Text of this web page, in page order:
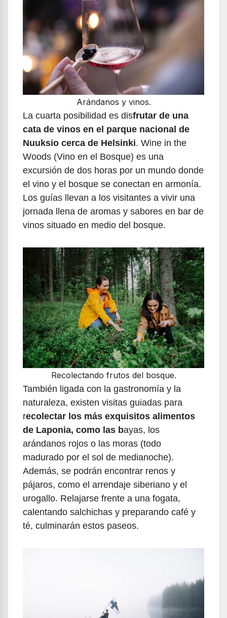
Arándanos y vinos.
La cuarta posibilidad es disfrutar de una
cata de vinos en el parque nacional de
Nuuksio cerca de Helsinki. Wine in the
Woods (Vino en el Bosque) es una
excursión de dos horas por un mundo donde
el vino y el bosque se conectan en armonía.
Los guías llevan a los visitantes a vivir una
jornada llena de aromas y sabores en bar de
vinos situado en medio del bosque.
Recolectando frutos del bosque.
También ligada con la gastronomía y la
naturaleza, existen visitas guiadas para
recolectar los más exquisitos alimentos
de Laponia, como las bayas, los
arándanos rojos o las moras (todo
madurado por el sol de medianoche).
Además, se podrán encontrar renos y
pájaros, como el arrendaje siberiano y el
urogallo. Relajarse frente a una fogata,
calentando salchichas y preparando café y
té, culminarán estos paseos.